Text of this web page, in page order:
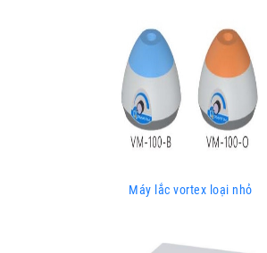
Máy lắc vortex loại nhỏ